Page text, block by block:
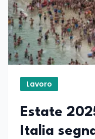
Lavoro
Estate
Italia